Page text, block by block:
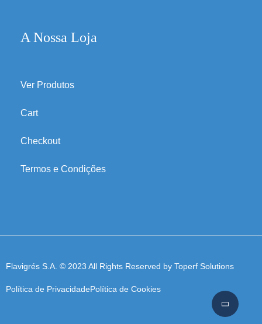
A Nossa Loja
Ver Produtos
Cart
Checkout
Termos e Condições
Flavigrés S.A. © 2023 All Rights Reserved by Toperf Solutions
Política de PrivacidadePolítica de Cookies